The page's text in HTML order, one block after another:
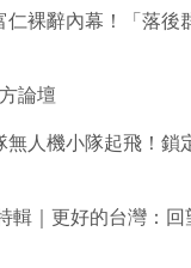
仁裸辭內幕！「落後
論壇
無人機小隊起飛！鎖
輯｜更好的台灣：